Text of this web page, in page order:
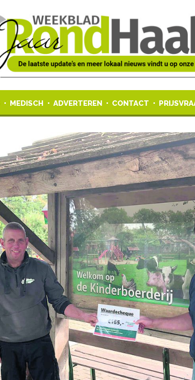
MEDISCH ADVERTEREN CONTACT